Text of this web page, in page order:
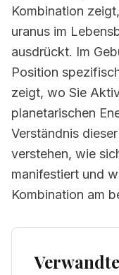
Kombination
uranus im
ausdrückt. Im
Position
zeigt, wo Sie
planetarischen
Verständnis
verstehen, wie
manifestiert und
Kombination am